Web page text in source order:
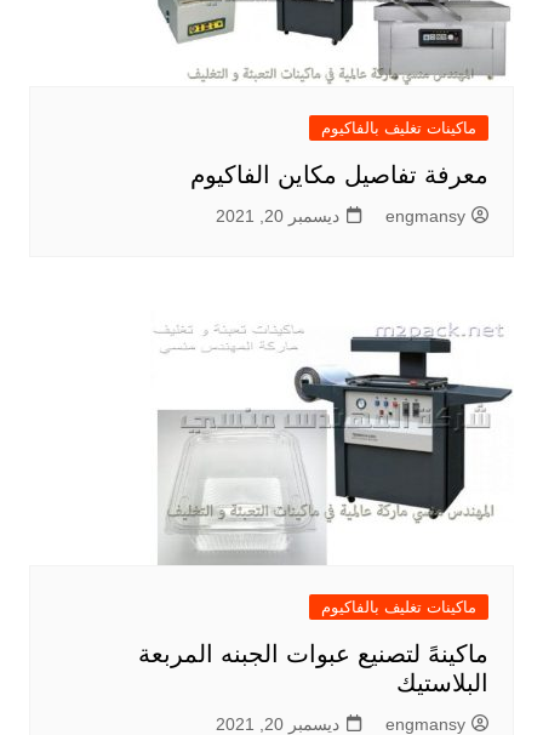
ماكينات تغليف بالفاكيوم
معرفة تفاصيل مكاين الفاكيوم
engmansy ديسمبر 20, 2021
ماكينات تغليف بالفاكيوم
ماكينهً لتصنيع عبوات الجبنه المربعة
البلاستيك
engmansy ديسمبر 20, 2021